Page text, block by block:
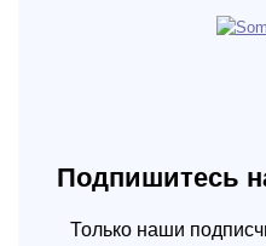
Подпишитесь
Только наши